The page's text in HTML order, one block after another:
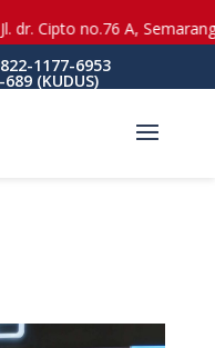
1177-6953
(KUDUS)
dr. Cipto no.76 A,